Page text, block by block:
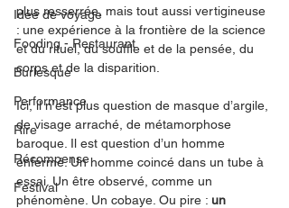
Idée de voyage
Fooding - Restaurant
Burlesque
Performance
Rire
Récompense
Festival
plus resserrée, mais tout aussi vertigineuse
: une expérience à la frontière de la science
et du rituel, du souffle et de la pensée, du
corps et de la disparition.
Ici, il n’est plus question de masque d’argile,
de visage arraché, de métamorphose
baroque. Il est question d’un homme
enfermé. Un homme coincé dans un tube à
essai. Un être observé, comme un
phénomène. Un cobaye. Ou pire : un